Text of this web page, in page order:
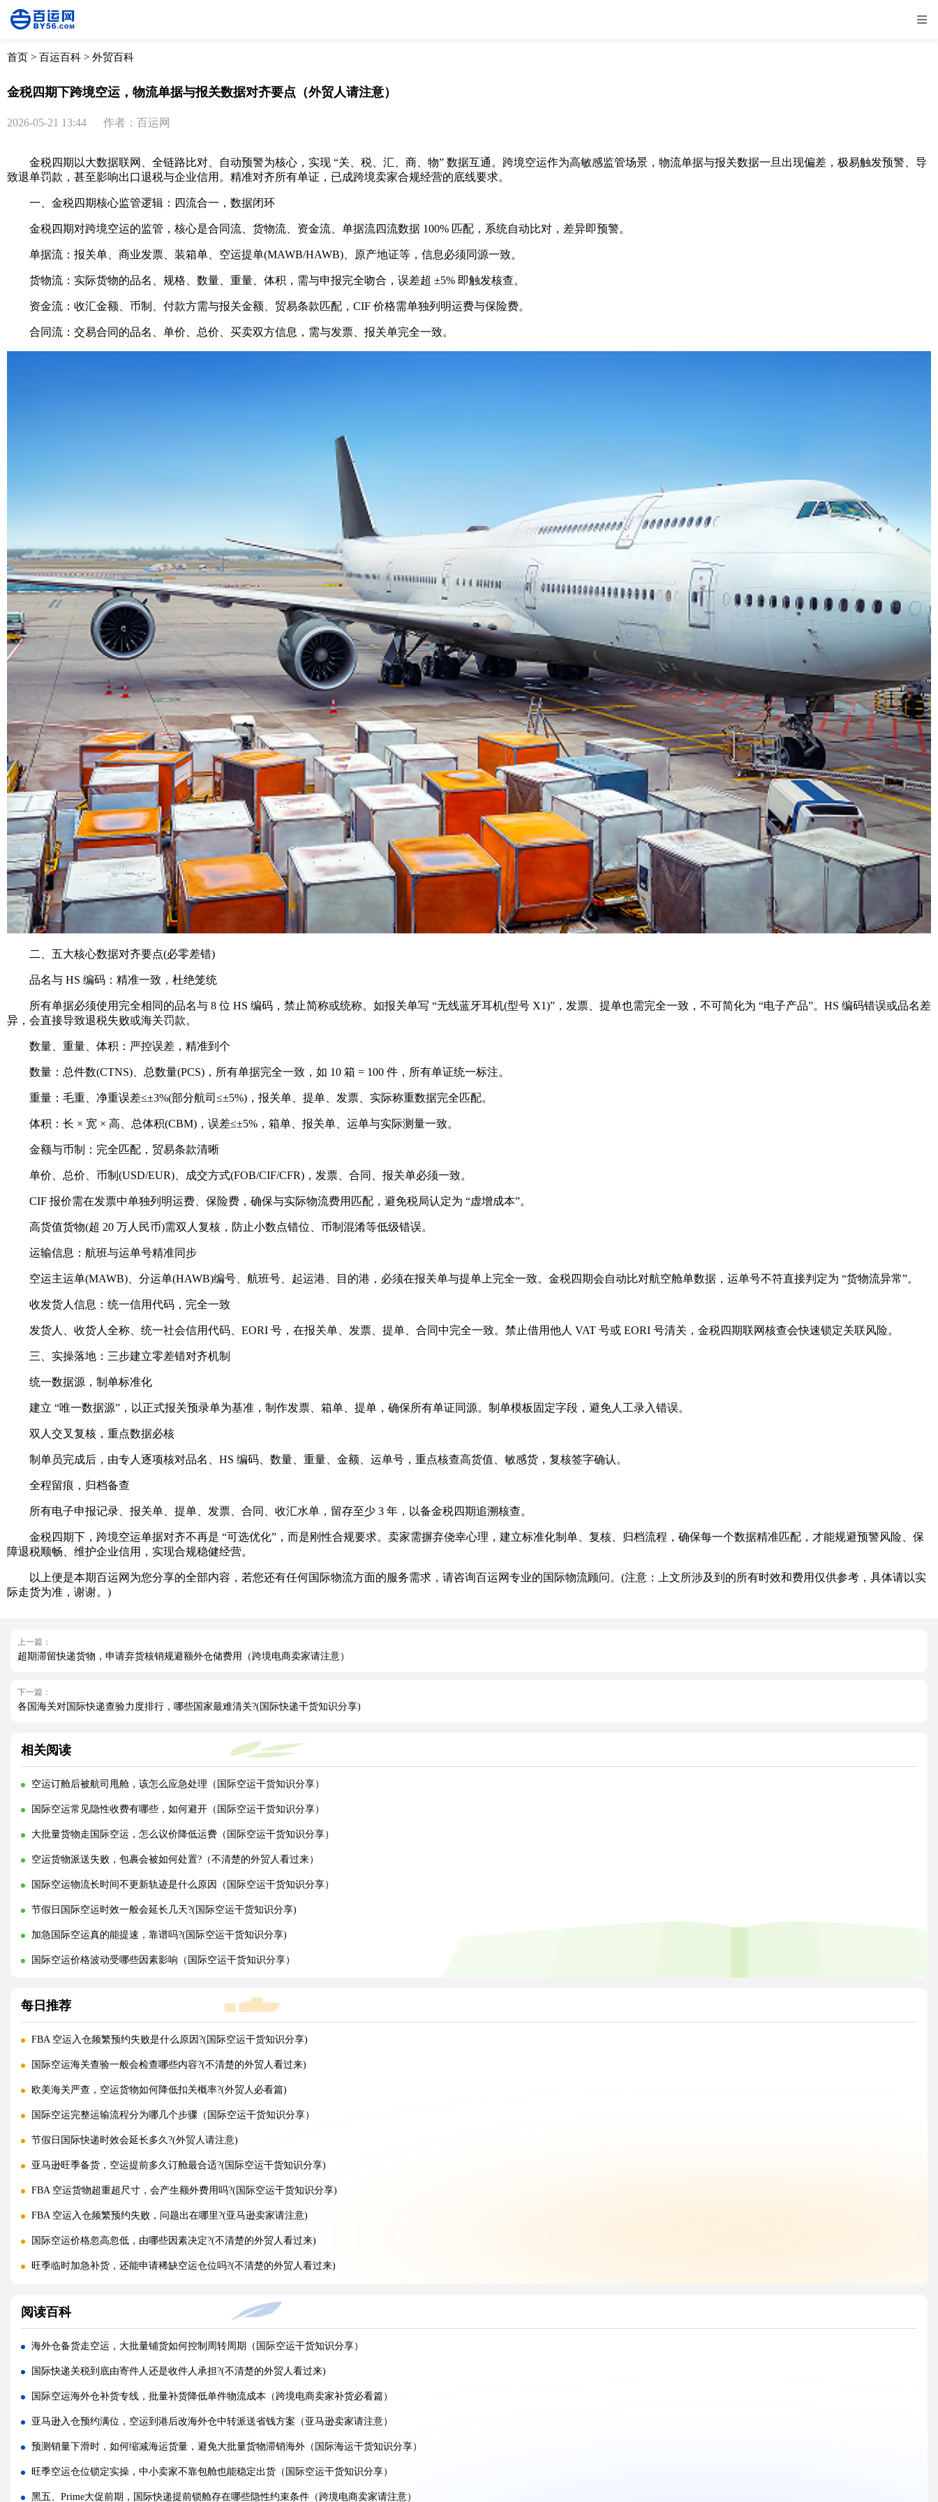
首页 > 百运百科 > 外贸百科
金税四期下跨境空运，物流单据与报关数据对齐要点（外贸人请注意）
2026-05-21 13:44 作者：百运网
金税四期以大数据联网、全链路比对、自动预警为核心，实现 “关、税、汇、商、物” 数据互通。跨境空运作为高敏感监管场景，物流单据与报关数据一旦出现偏差，极易触发预警、导
致退单罚款，甚至影响出口退税与企业信用。精准对齐所有单证，已成跨境卖家合规经营的底线要求。
一、金税四期核心监管逻辑：四流合一，数据闭环
金税四期对跨境空运的监管，核心是合同流、货物流、资金流、单据流四流数据 100% 匹配，系统自动比对，差异即预警。
单据流：报关单、商业发票、装箱单、空运提单(MAWB/HAWB)、原产地证等，信息必须同源一致。
货物流：实际货物的品名、规格、数量、重量、体积，需与申报完全吻合，误差超 ±5% 即触发核查。
资金流：收汇金额、币制、付款方需与报关金额、贸易条款匹配，CIF 价格需单独列明运费与保险费。
合同流：交易合同的品名、单价、总价、买卖双方信息，需与发票、报关单完全一致。
二、五大核心数据对齐要点(必零差错)
品名与 HS 编码：精准一致，杜绝笼统
所有单据必须使用完全相同的品名与 8 位 HS 编码，禁止简称或统称。如报关单写 “无线蓝牙耳机(型号 X1)”，发票、提单也需完全一致，不可简化为 “电子产品”。HS 编码错误或品名差
异，会直接导致退税失败或海关罚款。
数量、重量、体积：严控误差，精准到个
数量：总件数(CTNS)、总数量(PCS)，所有单据完全一致，如 10 箱 = 100 件，所有单证统一标注。
重量：毛重、净重误差≤±3%(部分航司≤±5%)，报关单、提单、发票、实际称重数据完全匹配。
体积：长 × 宽 × 高、总体积(CBM)，误差≤±5%，箱单、报关单、运单与实际测量一致。
金额与币制：完全匹配，贸易条款清晰
单价、总价、币制(USD/EUR)、成交方式(FOB/CIF/CFR)，发票、合同、报关单必须一致。
CIF 报价需在发票中单独列明运费、保险费，确保与实际物流费用匹配，避免税局认定为 “虚增成本”。
高货值货物(超 20 万人民币)需双人复核，防止小数点错位、币制混淆等低级错误。
运输信息：航班与运单号精准同步
空运主运单(MAWB)、分运单(HAWB)编号、航班号、起运港、目的港，必须在报关单与提单上完全一致。金税四期会自动比对航空舱单数据，运单号不符直接判定为 “货物流异常”。
收发货人信息：统一信用代码，完全一致
发货人、收货人全称、统一社会信用代码、EORI 号，在报关单、发票、提单、合同中完全一致。禁止借用他人 VAT 号或 EORI 号清关，金税四期联网核查会快速锁定关联风险。
三、实操落地：三步建立零差错对齐机制
统一数据源，制单标准化
建立 “唯一数据源”，以正式报关预录单为基准，制作发票、箱单、提单，确保所有单证同源。制单模板固定字段，避免人工录入错误。
双人交叉复核，重点数据必核
制单员完成后，由专人逐项核对品名、HS 编码、数量、重量、金额、运单号，重点核查高货值、敏感货，复核签字确认。
全程留痕，归档备查
所有电子申报记录、报关单、提单、发票、合同、收汇水单，留存至少 3 年，以备金税四期追溯核查。
金税四期下，跨境空运单据对齐不再是 “可选优化”，而是刚性合规要求。卖家需摒弃侥幸心理，建立标准化制单、复核、归档流程，确保每一个数据精准匹配，才能规避预警风险、保
障退税顺畅、维护企业信用，实现合规稳健经营。
以上便是本期百运网为您分享的全部内容，若您还有任何国际物流方面的服务需求，请咨询百运网专业的国际物流顾问。(注意：上文所涉及到的所有时效和费用仅供参考，具体请以实
际走货为准，谢谢。)
上一篇：
超期滞留快递货物，申请弃货核销规避额外仓储费用（跨境电商卖家请注意）
下一篇：
各国海关对国际快递查验力度排行，哪些国家最难清关?(国际快递干货知识分享)
相关阅读
空运订舱后被航司甩舱，该怎么应急处理（国际空运干货知识分享）
国际空运常见隐性收费有哪些，如何避开（国际空运干货知识分享）
大批量货物走国际空运，怎么议价降低运费（国际空运干货知识分享）
空运货物派送失败，包裹会被如何处置?（不清楚的外贸人看过来）
国际空运物流长时间不更新轨迹是什么原因（国际空运干货知识分享）
节假日国际空运时效一般会延长几天?(国际空运干货知识分享)
加急国际空运真的能提速，靠谱吗?(国际空运干货知识分享)
国际空运价格波动受哪些因素影响（国际空运干货知识分享）
每日推荐
FBA 空运入仓频繁预约失败是什么原因?(国际空运干货知识分享)
国际空运海关查验一般会检查哪些内容?(不清楚的外贸人看过来)
欧美海关严查，空运货物如何降低扣关概率?(外贸人必看篇)
国际空运完整运输流程分为哪几个步骤（国际空运干货知识分享）
节假日国际快递时效会延长多久?(外贸人请注意)
亚马逊旺季备货，空运提前多久订舱最合适?(国际空运干货知识分享)
FBA 空运货物超重超尺寸，会产生额外费用吗?(国际空运干货知识分享)
FBA 空运入仓频繁预约失败，问题出在哪里?(亚马逊卖家请注意)
国际空运价格忽高忽低，由哪些因素决定?(不清楚的外贸人看过来)
旺季临时加急补货，还能申请稀缺空运仓位吗?(不清楚的外贸人看过来)
实木托盘无 IPPC 标识，空运落地除销毁外有哪些整改方式(国际空运干货知识分享)
空运到仓长期不上架，如何区分物流延误与亚马逊仓内拥堵?(国际空运干货知识分享)
美仓热门地址，空派派送经常拒收该怎么处理（不清楚的跨境卖家看过来）
海关认定货值偏高征税，有合规申诉减免税费的办法吗（国际快递干货知识分享）
国际快递包装做错直接破损（跨境发货包装指南）
国际快递虚报货值有什么后果（海关处罚细则科普）
旺季国际空运仓位紧张，如何提前锁定舱位与运价（不清楚的外贸人看过来）
空运主单MAWB与分单HAWB有什么区别，清关受影响吗（国际空运干货知识分享）
阅读百科
海外仓备货走空运，大批量铺货如何控制周转周期（国际空运干货知识分享）
国际快递关税到底由寄件人还是收件人承担?(不清楚的外贸人看过来)
国际空运海外仓补货专线，批量补货降低单件物流成本（跨境电商卖家补货必看篇）
亚马逊入仓预约满位，空运到港后改海外仓中转派送省钱方案（亚马逊卖家请注意）
预测销量下滑时，如何缩减海运货量，避免大批量货物滞销海外（国际海运干货知识分享）
旺季空运仓位锁定实操，中小卖家不靠包舱也能稳定出货（国际空运干货知识分享）
黑五、Prime大促前期，国际快递提前锁舱存在哪些隐性约束条件（跨境电商卖家请注意）